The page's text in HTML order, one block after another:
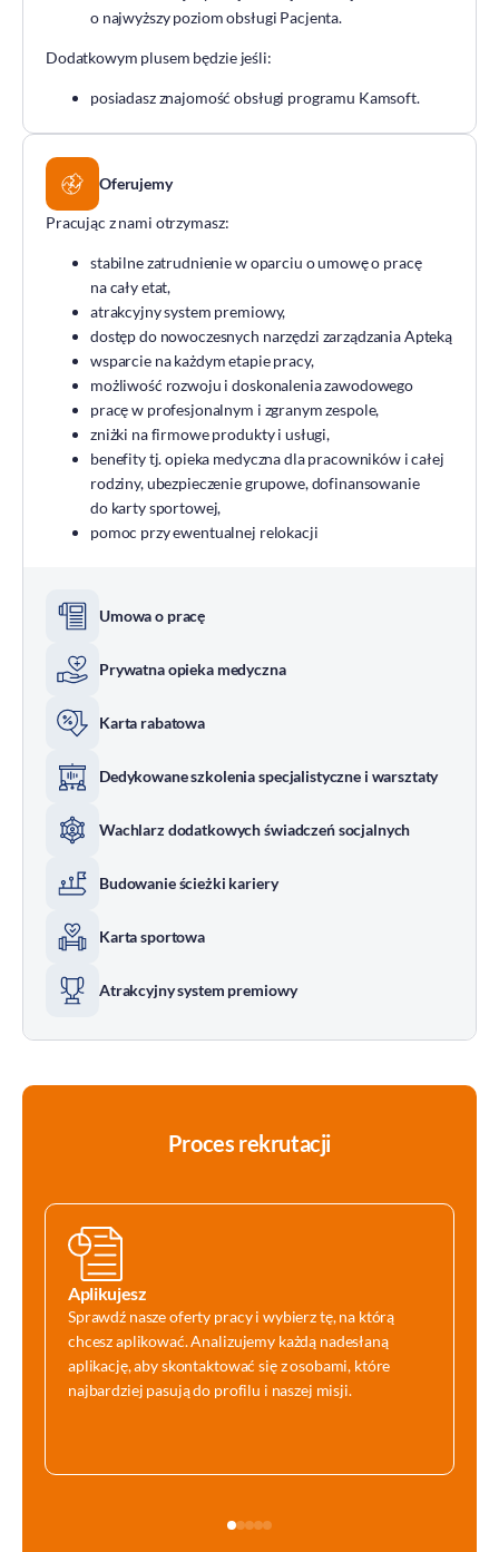
o najwyższy poziom obsługi Pacjenta.
Dodatkowym plusem będzie jeśli:
posiadasz znajomość obsługi programu Kamsoft.
Oferujemy
Pracując z nami otrzymasz:
stabilne zatrudnienie w oparciu o umowę o pracę
na cały etat,
atrakcyjny system premiowy,
dostęp do nowoczesnych narzędzi zarządzania Apteką
wsparcie na każdym etapie pracy,
możliwość rozwoju i doskonalenia zawodowego
pracę w profesjonalnym i zgranym zespole,
zniżki na firmowe produkty i usługi,
benefity tj. opieka medyczna dla pracowników i całej
rodziny, ubezpieczenie grupowe, dofinansowanie
do karty sportowej,
pomoc przy ewentualnej relokacji
Umowa o pracę
Prywatna opieka medyczna
Karta rabatowa
Dedykowane szkolenia specjalistyczne i warsztaty
Wachlarz dodatkowych świadczeń socjalnych
Budowanie ścieżki kariery
Karta sportowa
Atrakcyjny system premiowy
Proces rekrutacji
Aplikujesz
Sprawdź nasze oferty pracy i wybierz tę, na którą
chcesz aplikować. Analizujemy każdą nadesłaną
aplikację, aby skontaktować się z osobami, które
najbardziej pasują do profilu i naszej misji.